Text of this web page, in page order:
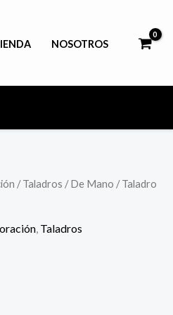
NOSOTROS
/Taladros /De Mano / Taladro
Taladros